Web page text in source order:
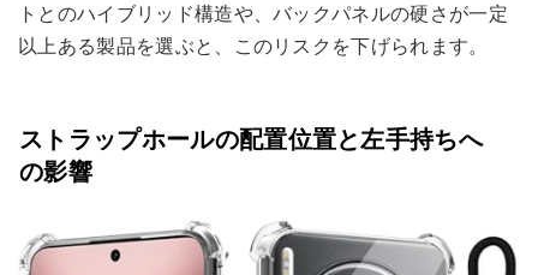
トとのハイブリッド構造や、バックパネルの硬さが一定
以上ある製品を選ぶと、このリスクを下げられます。
ストラップホールの配置位置と左手持ちへ
の影響